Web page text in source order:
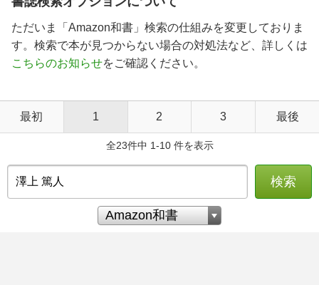
ただいま「Amazon和書」検索の仕組みを変更しておりま
す。検索で本が見つからない場合の対処法など、詳しくは
こちらのお知らせをご確認ください。
最初 1 2 3 最後
全23件中 1-10 件を表示
検索